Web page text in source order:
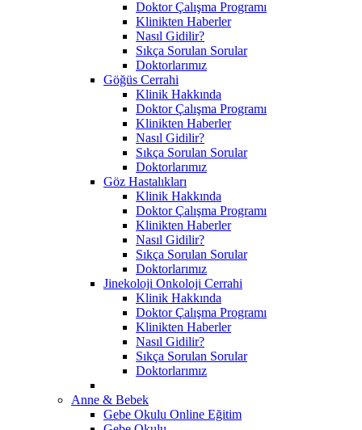
Doktor Çalışma Programı
Klinikten Haberler
Nasıl Gidilir?
Sıkça Sorulan Sorular
Doktorlarımız
Göğüs Cerrahi
Klinik Hakkında
Doktor Çalışma Programı
Klinikten Haberler
Nasıl Gidilir?
Sıkça Sorulan Sorular
Doktorlarımız
Göz Hastalıkları
Klinik Hakkında
Doktor Çalışma Programı
Klinikten Haberler
Nasıl Gidilir?
Sıkça Sorulan Sorular
Doktorlarımız
Jinekoloji Onkoloji Cerrahi
Klinik Hakkında
Doktor Çalışma Programı
Klinikten Haberler
Nasıl Gidilir?
Sıkça Sorulan Sorular
Doktorlarımız
Anne & Bebek
Gebe Okulu Online Eğitim